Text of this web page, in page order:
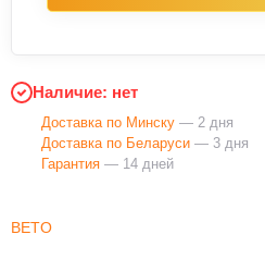
BETO
Наличие: нет
Доставка по Минску — 2 дня
Доставка по Беларуси — 3 дня
Гарантия — 14 дней